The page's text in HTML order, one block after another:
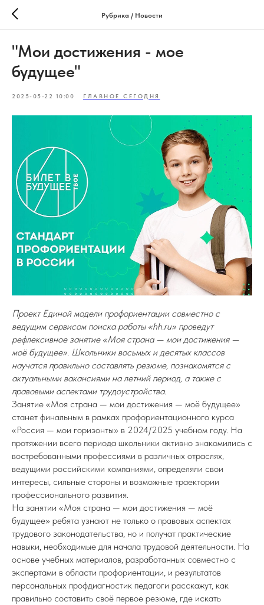
Рубрика / Новости
"Мои достижения - мое
будущее"
2025-05-22 10:00 ГЛАВНОЕ СЕГОДНЯ
Проект Единой модели профориентации совместно с
ведущим сервисом поиска работы «hh.ru» проведут
рефлексивное занятие «Моя страна — мои достижения —
моё будущее». Школьники восьмых и десятых классов
научатся правильно составлять резюме, познакомятся с
актуальными вакансиями на летний период, а также с
правовыми аспектами трудоустройства.
Занятие «Моя страна — мои достижения — моё будущее»
станет финальным в рамках профориентационного курса
«Россия — мои горизонты» в 2024/2025 учебном году. На
протяжении всего периода школьники активно знакомились с
востребованными профессиями в различных отраслях,
ведущими российскими компаниями, определяли свои
интересы, сильные стороны и возможные траектории
профессионального развития.
На занятии «Моя страна — мои достижения — моё
будущее» ребята узнают не только о правовых аспектах
трудового законодательства, но и получат практические
навыки, необходимые для начала трудовой деятельности. На
основе учебных материалов, разработанных совместно с
экспертами в области профориентации, и результатов
персональных профдиагностик педагоги расскажут, как
правильно составить своё первое резюме, где искать